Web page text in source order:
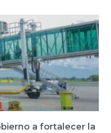
a fortalecer la